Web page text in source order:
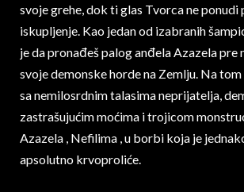
svoje grehe, dok ti glas Tvorca ne ponudi
iskupljenje. Kao jedan od izabranih
je da pronađeš palog anđela Azazela pre
svoje demonske horde na Zemlju. Na tom
sa nemilosrdnim talasima neprijatelja,
zastrašujućim moćima i trojicom
Azazela , Nefilima , u borbi koja je
apsolutno krvoproliće.